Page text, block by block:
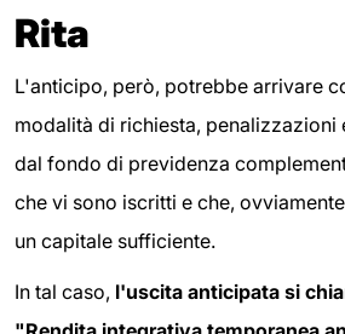
Rita
L'anticipo, però, potrebbe arrivare
modalità di richiesta, penalizzazioni
dal fondo di previdenza
che vi sono iscritti e che,
un capitale sufficiente.
In tal caso, l'uscita anticipata si